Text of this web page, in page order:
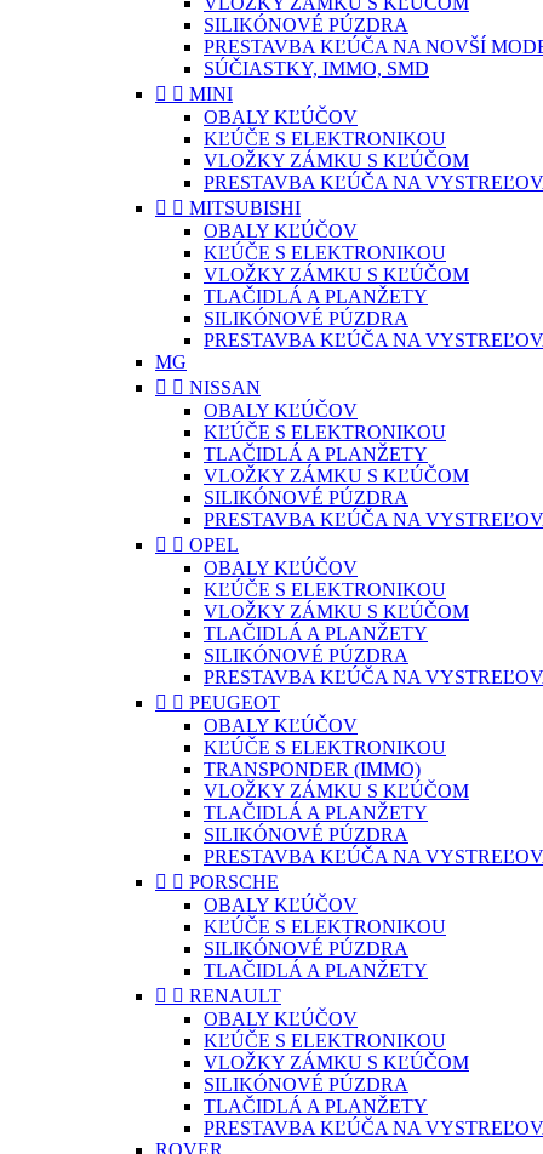
SILIKÓNOVÉ PÚZDRA
PRESTAVBA KĽÚČA NA NOVŠÍ
SÚČIASTKY, IMMO, SMD
  MINI
OBALY KĽÚČOV
KĽÚČE S ELEKTRONIKOU
VLOŽKY ZÁMKU S KĽÚČOM
PRESTAVBA KĽÚČA NA
  MITSUBISHI
OBALY KĽÚČOV
KĽÚČE S ELEKTRONIKOU
VLOŽKY ZÁMKU S KĽÚČOM
TLAČIDLÁ A PLANŽETY
SILIKÓNOVÉ PÚZDRA
PRESTAVBA KĽÚČA NA
MG
  NISSAN
OBALY KĽÚČOV
KĽÚČE S ELEKTRONIKOU
TLAČIDLÁ A PLANŽETY
VLOŽKY ZÁMKU S KĽÚČOM
SILIKÓNOVÉ PÚZDRA
PRESTAVBA KĽÚČA NA
  OPEL
OBALY KĽÚČOV
KĽÚČE S ELEKTRONIKOU
VLOŽKY ZÁMKU S KĽÚČOM
TLAČIDLÁ A PLANŽETY
SILIKÓNOVÉ PÚZDRA
PRESTAVBA KĽÚČA NA
  PEUGEOT
OBALY KĽÚČOV
KĽÚČE S ELEKTRONIKOU
TRANSPONDER (IMMO)
VLOŽKY ZÁMKU S KĽÚČOM
TLAČIDLÁ A PLANŽETY
SILIKÓNOVÉ PÚZDRA
PRESTAVBA KĽÚČA NA
  PORSCHE
OBALY KĽÚČOV
KĽÚČE S ELEKTRONIKOU
SILIKÓNOVÉ PÚZDRA
TLAČIDLÁ A PLANŽETY
  RENAULT
OBALY KĽÚČOV
KĽÚČE S ELEKTRONIKOU
VLOŽKY ZÁMKU S KĽÚČOM
SILIKÓNOVÉ PÚZDRA
TLAČIDLÁ A PLANŽETY
PRESTAVBA KĽÚČA NA
ROVER